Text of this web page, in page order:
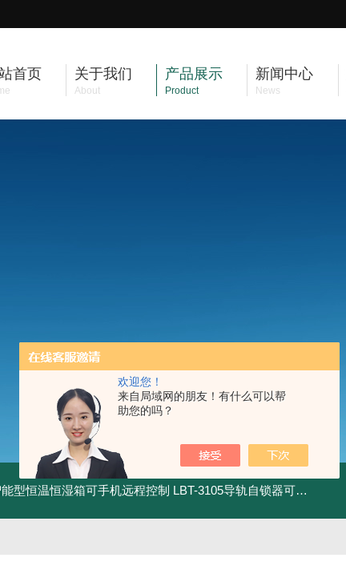
欢迎您！
来自局域网的朋友！有什么可以帮
助您的吗？
首页 关于我们
About
产品展示
Product
新闻中心
News
型恒温恒湿箱可手机远程控制 LBT-3105导轨自锁器可靠性锁止性能试验机